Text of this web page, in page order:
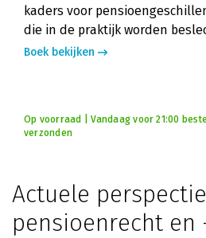
kaders voor
die in de praktijk worden
Boek bekijken
Op voorraad | Vandaag voor 21:00
verzonden
Actuele
pensioenrecht en